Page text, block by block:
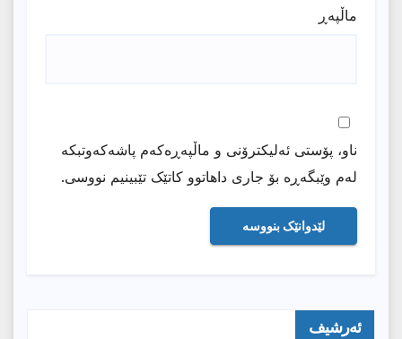
ماڵپه‌ڕ
ناو، پۆستی ئەلیکترۆنی و ماڵپەڕەکەم پاشەکەوتبکە
لەم وێبگەڕە بۆ جاری داهاتوو کاتێک تێبینیم نووسی.
ئەرشیف